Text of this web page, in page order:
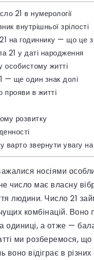
21 в нумерології
внутрішньої зрілості
на годиннику — що це
21 у даті народження
особистому житті
— ще один знак долі
прояви в житті
розвитку
варто звернути увагу
носіями
число має власну
людини. Число 21
комбінацій. Воно
одиниці, а отже —
ми розберемося, що
воно відіграє в